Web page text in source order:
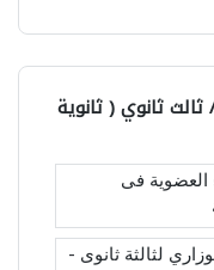
ثالث ثانوي ( ثانوية
فى
لثالثة ثانوى -